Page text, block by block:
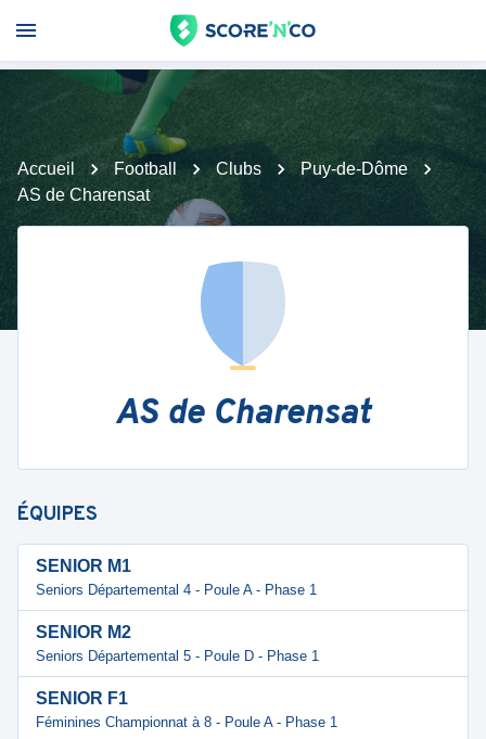
Accueil Football Clubs
Puy-de-Dôme
AS de Charensat
AS de Charensat
ÉQUIPES
SENIOR M1
Seniors Départemental 4 - Poule A - Phase 1
SENIOR M2
Seniors Départemental 5 - Poule D - Phase 1
SENIOR F1
Féminines Championnat à 8 - Poule A - Phase 1